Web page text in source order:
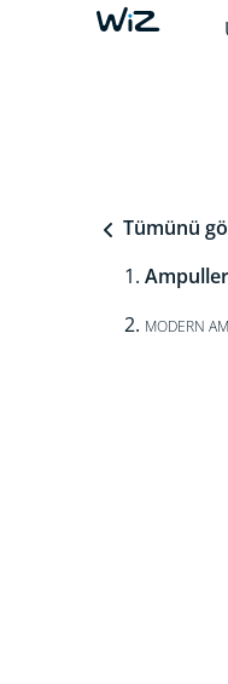
Tümünü
Ampuller
MODERN